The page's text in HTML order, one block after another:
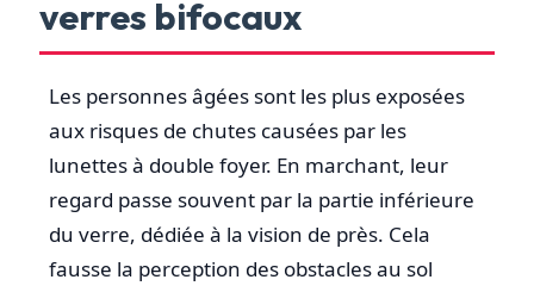
verres bifocaux
Les personnes âgées sont les plus exposées
aux risques de chutes causées par les
lunettes à double foyer. En marchant, leur
regard passe souvent par la partie inférieure
du verre, dédiée à la vision de près. Cela
fausse la perception des obstacles au sol